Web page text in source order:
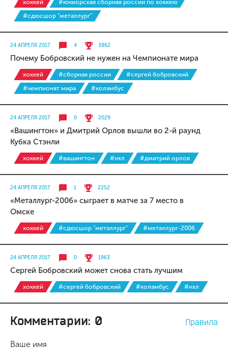
хоккей
#юниорская сборная россии по хоккею
#сдюсшор "металлург"
24 АПРЕЛЯ 2017 4 3862
Почему Бобровский не нужен на Чемпионате мира
хоккей #сборная россии
#сергей бобровский
#чемпионат мира
#коламбус
24 АПРЕЛЯ 2017 0 2029
«Вашингтон» и Дмитрий Орлов вышли во 2-й раунд
Кубка Стэнли
хоккей #вашингтон #нхл #дмитрий орлов
24 АПРЕЛЯ 2017 1 2252
«Металлург-2006» сыграет в матче за 7 место в
Омске
хоккей #сдюсшор "металлург" #металлург-2006
24 АПРЕЛЯ 2017 0 1963
Сергей Бобровский может снова стать лучшим
хоккей #сергей бобровский #коламбус #нхл
Комментарии: 0 Правила
Ваше имя